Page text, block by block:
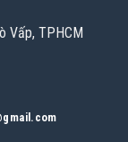
Vấp, TPHCM